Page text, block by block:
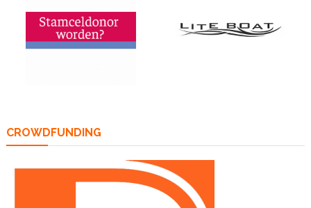
CROWDFUNDING